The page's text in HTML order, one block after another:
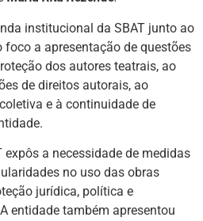
institucional da SBAT junto ao
foco a apresentação de questões
dos autores teatrais, ao
de direitos autorais, ao
e à continuidade de
expôs a necessidade de medidas
no uso das obras
jurídica, política e
entidade também apresentou